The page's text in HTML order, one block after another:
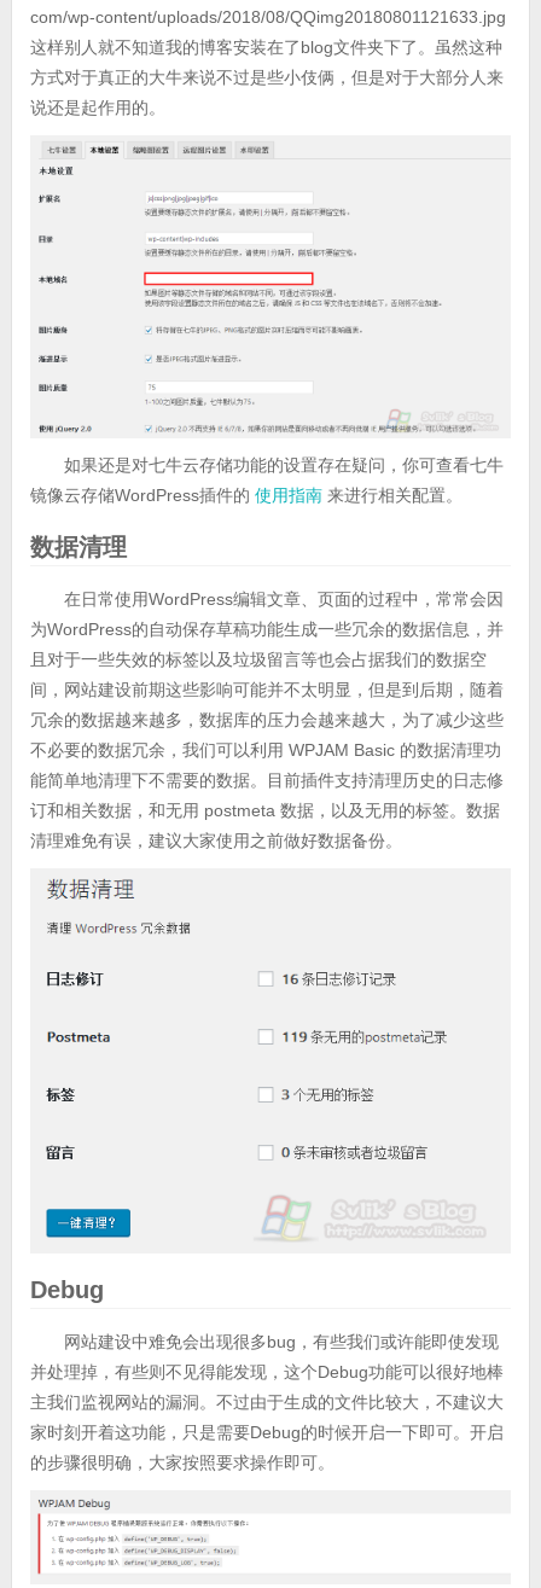
com/wp-content/uploads/2018/08/QQimg20180801121633.jpg
这样别人就不知道我的博客安装在了blog文件夹下了。虽然这种
方式对于真正的大牛来说不过是些小伎俩，但是对于大部分人来
说还是起作用的。
如果还是对七牛云存储功能的设置存在疑问，你可查看七牛
镜像云存储WordPress插件的 使用指南来进行相关配置。
数据清理
在日常使用WordPress编辑文章、页面的过程中，常常会因
为WordPress的自动保存草稿功能生成一些冗余的数据信息，并
且对于一些失效的标签以及垃圾留言等也会占据我们的数据空
间，网站建设前期这些影响可能并不太明显，但是到后期，随着
冗余的数据越来越多，数据库的压力会越来越大，为了减少这些
不必要的数据冗余，我们可以利用 WPJAM Basic 的数据清理功
能简单地清理下不需要的数据。目前插件支持清理历史的日志修
订和相关数据，和无用 postmeta 数据，以及无用的标签。数据
清理难免有误，建议大家使用之前做好数据备份。
Debug
网站建设中难免会出现很多bug，有些我们或许能即使发现
并处理掉，有些则不见得能发现，这个Debug功能可以很好地棒
主我们监视网站的漏洞。不过由于生成的文件比较大，不建议大
家时刻开着这功能，只是需要Debug的时候开启一下即可。开启
的步骤很明确，大家按照要求操作即可。